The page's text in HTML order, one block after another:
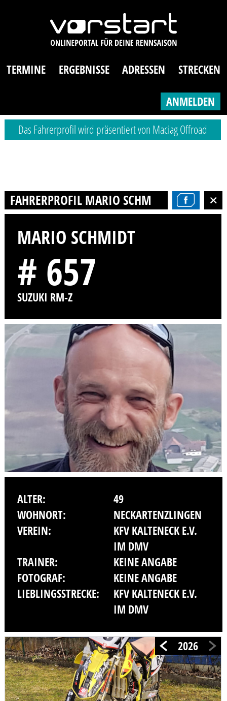
TERMINE ERGEBNISSE ADRESSEN STRECKEN
ANMELDEN
Das Fahrerprofil wird präsentiert von Maciag Offroad
FAHRERPROFIL MARIO SCHMIDT
MARIO SCHMIDT
# 657
SUZUKI RM-Z
ALTER:
49
WOHNORT:
NECKARTENZLINGEN
VEREIN:
KFV KALTENECK E.V.
IM DMV
TRAINER:
KEINE ANGABE
FOTOGRAF:
KEINE ANGABE
LIEBLINGSSTRECKE:
KFV KALTENECK E.V.
IM DMV
2026